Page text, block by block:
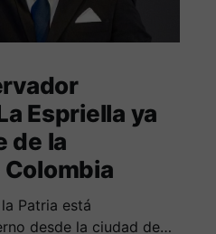
Espriella ya
de la
Patria está
desde la ciudad de